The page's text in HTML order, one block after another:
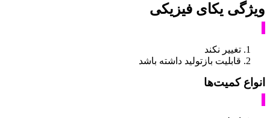
ویژگی یکای فیزیکی
تغییر نکند
قابلیت بازتولید داشته باشد
انواع کمیت‌ها